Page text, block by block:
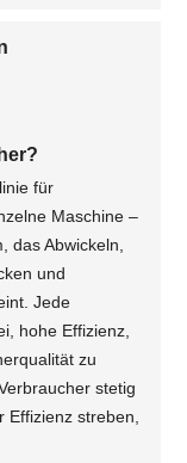
für
Maschine –
das Abwickeln,
und
Jede
hohe Effizienz,
zu
stetig
streben,